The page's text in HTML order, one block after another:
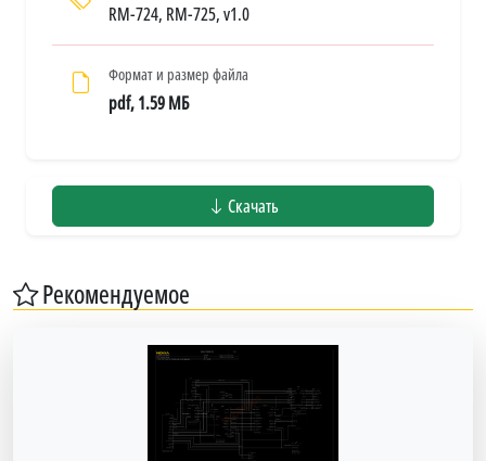
RM-724, RM-725, v1.0
Формат и размер файла
pdf, 1.59 МБ
Скачать
Рекомендуемое